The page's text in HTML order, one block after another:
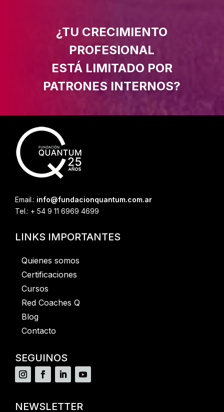
¿TU CRECIMIENTO
PROFESIONAL
ESTÁ LIMITADO POR
PATRONES INTERNOS?
Email.: info@fundacionquantum.com.ar
Tel.: + 54 9 11 6969 4699
LINKS IMPORTANTES
Quienes somos
Certificaciones
Cursos
Red Coaches Q
Blog
Contacto
SEGUINOS
NEWSLETTER